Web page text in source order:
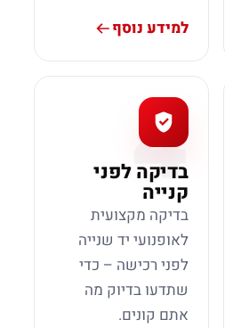
למידע נוסף
4
בדיקה לפני
קנייה
בדיקה מקצועית
לאופנועי יד שנייה
לפני רכישה – כדי
שתדעו בדיוק מה
אתם קונים.